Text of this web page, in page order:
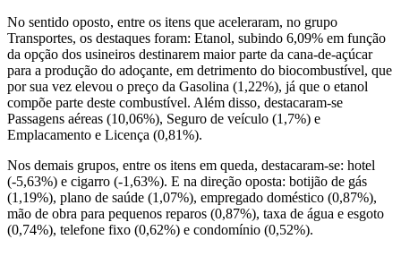
No sentido oposto, entre os itens que aceleraram, no grupo
Transportes, os destaques foram: Etanol, subindo 6,09% em função
da opção dos usineiros destinarem maior parte da cana-de-açúcar
para a produção do adoçante, em detrimento do biocombustível, que
por sua vez elevou o preço da Gasolina (1,22%), já que o etanol
compõe parte deste combustível. Além disso, destacaram-se
Passagens aéreas (10,06%), Seguro de veículo (1,7%) e
Emplacamento e Licença (0,81%).
Nos demais grupos, entre os itens em queda, destacaram-se: hotel
(-5,63%) e cigarro (-1,63%). E na direção oposta: botijão de gás
(1,19%), plano de saúde (1,07%), empregado doméstico (0,87%),
mão de obra para pequenos reparos (0,87%), taxa de água e esgoto
(0,74%), telefone fixo (0,62%) e condomínio (0,52%).